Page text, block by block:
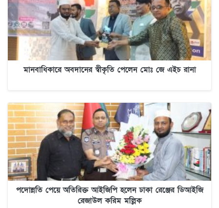
মানবাধিকারে অবদানের স্বীকৃতি পেলেন মোঃ জে এইচ রানা
পদোন্নতি পেয়ে অতিরিক্ত আইজিপি হলেন ঢাকা রেঞ্জের ডিআইজি
রেজাউল করিম মল্লিক